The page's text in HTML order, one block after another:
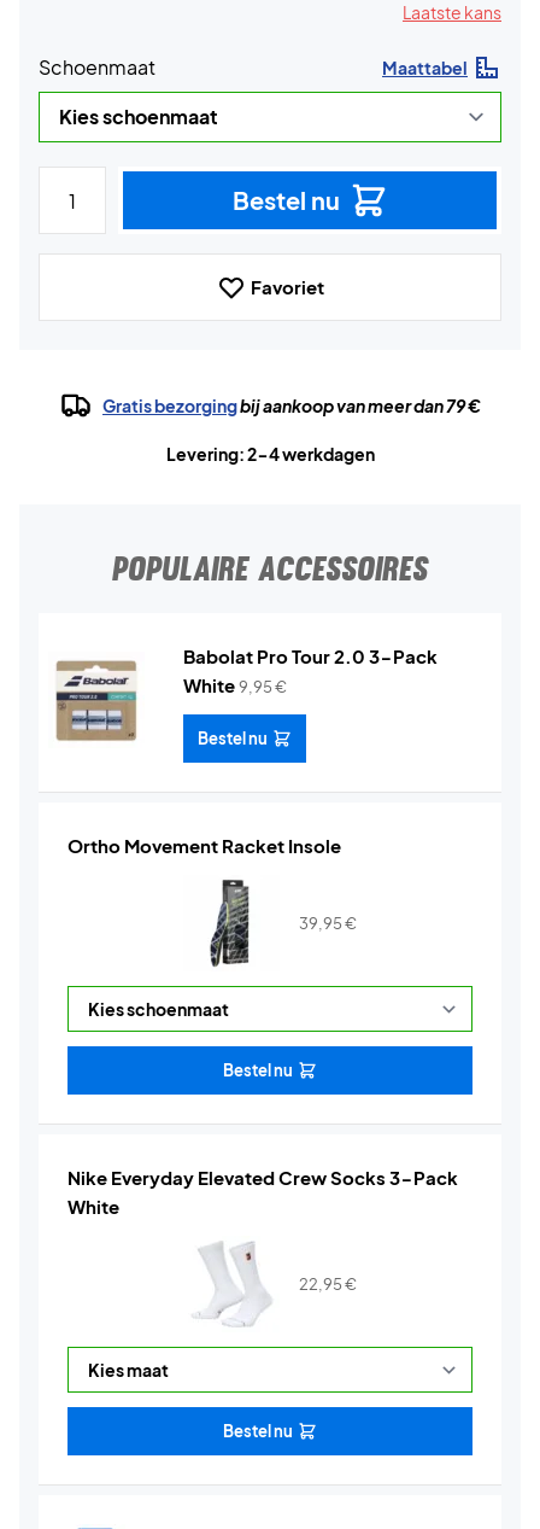
Laatste kans
Schoenmaat Maattabel
Bestel nu
Favoriet
Gratis bezorgingbij aankoop van meer dan 79 €
Levering: 2-4 werkdagen
POPULAIRE ACCESSOIRES
Babolat Pro Tour 2.0 3-Pack
White9,95€
Bestel nu
Ortho Movement Racket Insole
39,95€
Bestel nu
Nike Everyday Elevated Crew Socks 3-Pack
White
22,95€
Bestel nu